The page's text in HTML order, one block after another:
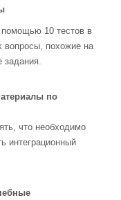
помощью 10 тестов в
похожие на
по
что необходимо
интеграционный